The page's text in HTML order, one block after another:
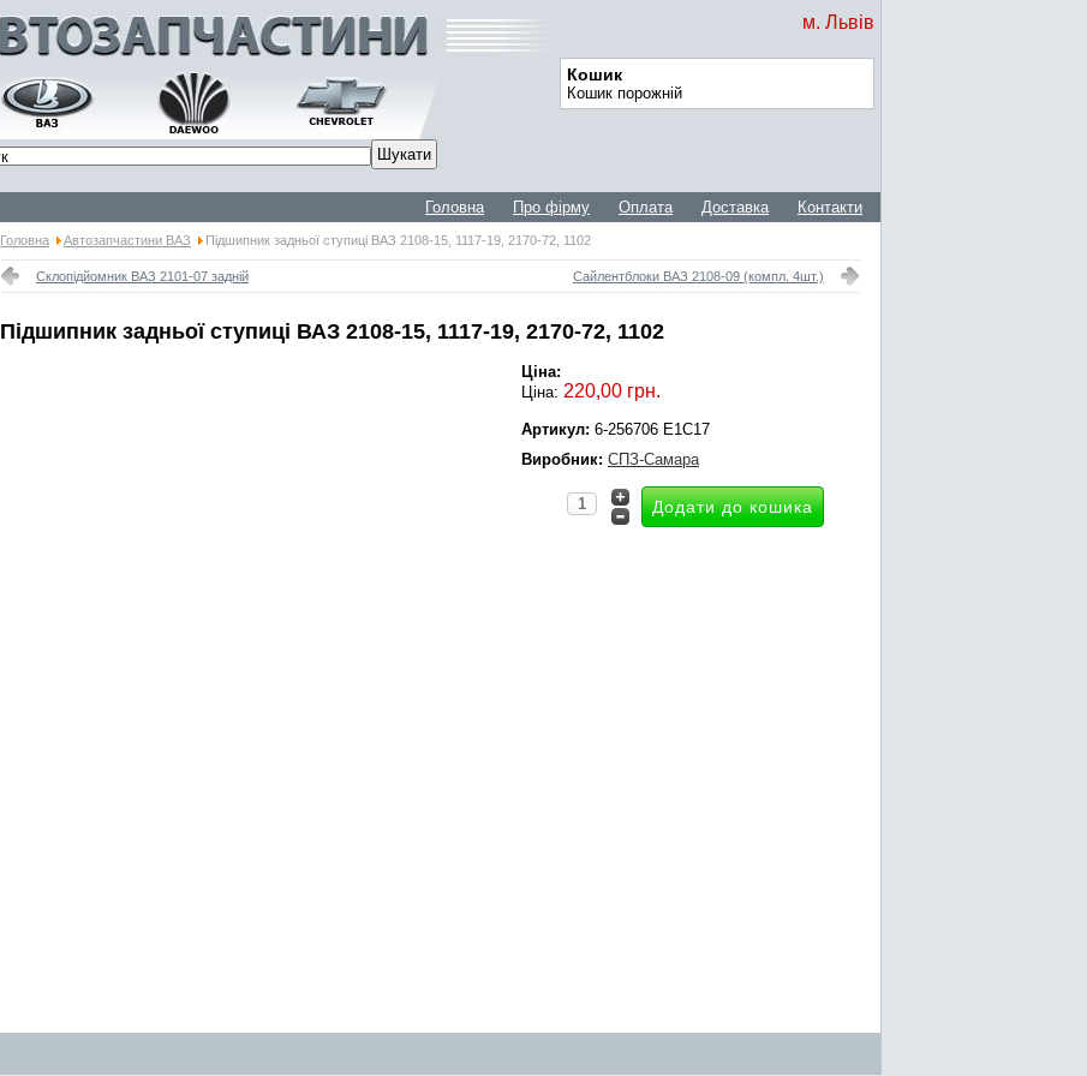
м. Львів
Кошик
Кошик порожній
Головна Про фірму Оплата Доставка Контакти
Головна Автозапчастини ВАЗ Підшипник задньої ступиці ВАЗ 2108-15, 1117-19, 2170-72, 1102
Склопідйомник ВАЗ 2101-07 задній Сайлентблоки ВАЗ 2108-09 (компл. 4шт.)
Підшипник задньої ступиці ВАЗ 2108-15, 1117-19, 2170-72, 1102
Ціна:
Ціна: 220,00 грн.
Артикул: 6-256706 Е1С17
Виробник: СПЗ-Самара